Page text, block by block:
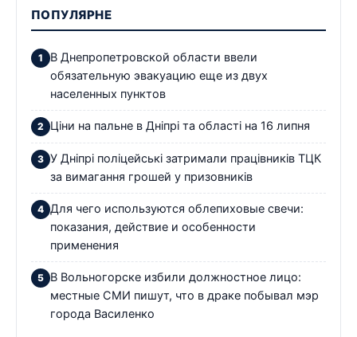
ПОПУЛЯРНЕ
В Днепропетровской области ввели
обязательную эвакуацию еще из двух
населенных пунктов
Ціни на пальне в Дніпрі та області на 16 липня
У Дніпрі поліцейські затримали працівників ТЦК
за вимагання грошей у призовників
Для чего используются облепиховые свечи:
показания, действие и особенности
применения
В Вольногорске избили должностное лицо:
местные СМИ пишут, что в драке побывал мэр
города Василенко